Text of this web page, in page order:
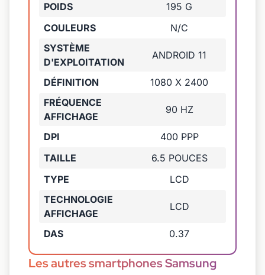
POIDS
195 G
COULEURS
N/C
SYSTÈME
D'EXPLOITATION
ANDROID 11
DÉFINITION
1080 X 2400
FRÉQUENCE
AFFICHAGE
90 HZ
DPI
400 PPP
TAILLE
6.5 POUCES
TYPE
LCD
TECHNOLOGIE
AFFICHAGE
LCD
DAS 0.37
Les autres smartphones Samsung